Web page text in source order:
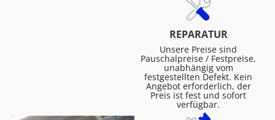
REPARATUR
Unsere Preise sind
Pauschalpreise / Festpreise,
unabhängig vom
festgestellten Defekt. Kein
Angebot erforderlich, der
Preis ist fest und sofort
verfügbar.